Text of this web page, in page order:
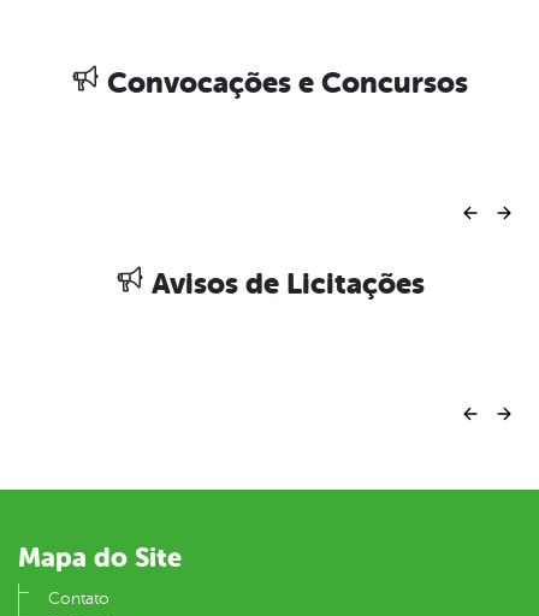
Convocações e Concursos
Avisos de Licitações
Mapa do Site
Contato